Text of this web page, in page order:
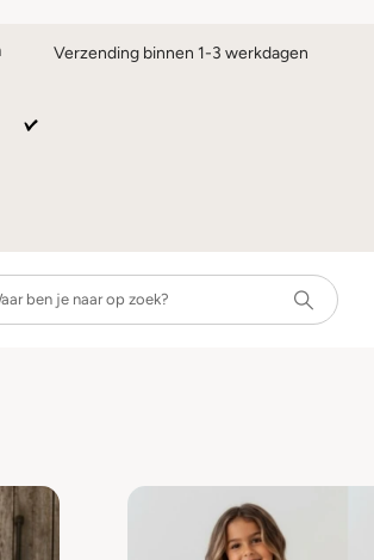
Verzending binnen 1-3 werkdagen